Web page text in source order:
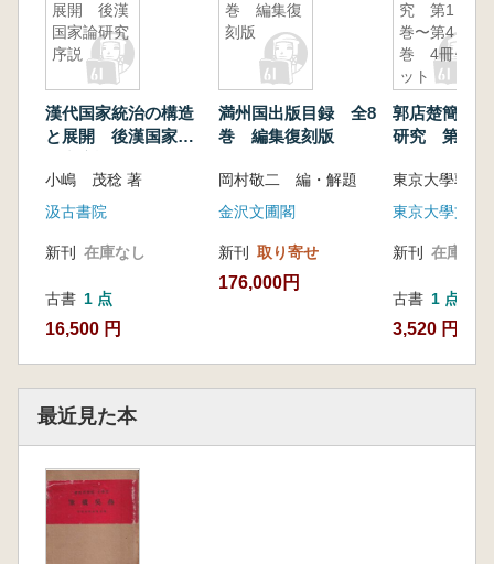
展開 後漢
国家論研究
序説
漢代国家統治の構造
と展開 後漢国家論
小嶋 茂稔 著
汲古書院
新刊 在庫なし
古書 1 点
16,500 円
巻 編集復
刻版
満州国出版目録 全8
巻 編集復刻版
岡村敬二 編・解題
金沢文圃閣
新刊 取り寄せ
176,000円
究 第1
巻〜第4
巻 4冊セ
ット
郭店楚簡の
研究 第1巻
新刊 在庫なし
古書 1 点
3,520 円
最近見た本